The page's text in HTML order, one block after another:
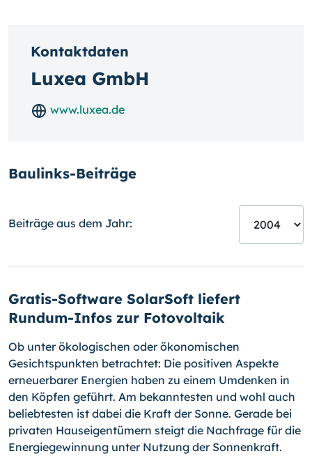
Kontaktdaten
Luxea GmbH
www.luxea.de
Baulinks-Beiträge
Beiträge aus dem Jahr:
Gratis-Software SolarSoft liefert
Rundum-Infos zur Fotovoltaik
Ob unter ökologischen oder ökonomischen
Gesichtspunkten betrachtet: Die positiven Aspekte
erneuerbarer Energien haben zu einem Umdenken in
den Köpfen geführt. Am bekanntesten und wohl auch
beliebtesten ist dabei die Kraft der Sonne. Gerade bei
privaten Hauseigentümern steigt die Nachfrage für die
Energiegewinnung unter Nutzung der Sonnenkraft.